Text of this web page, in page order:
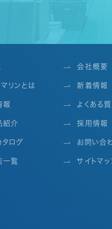
リンとは
報
紹介
ログ
一覧
会社概要
新着情報
よくある
採用情報
お問い合
サイトマッ